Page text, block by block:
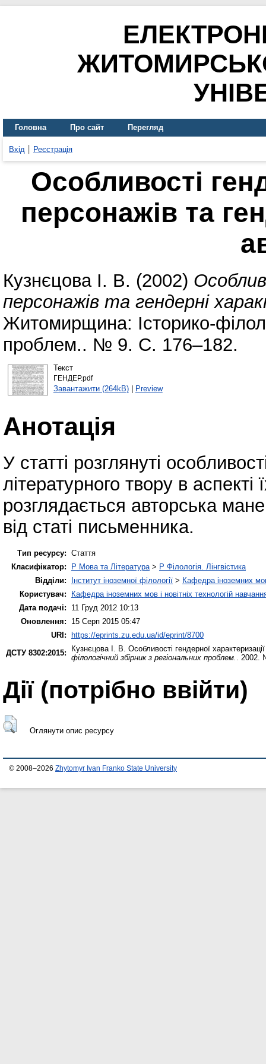
Головна Про сайт Перегляд
Вхід Реєстрація
Особливості
персонажів та
Кузнєцова І. В. (2002)
персонажів та гендерні
Житомирщина: Історико-
проблем.. № 9. С. 176–182.
Текст
ГЕНДЕР.pdf
Завантажити (264kB)| Preview
Анотація
У статті розглянуті
літературного твору в
розглядається авторська
від статі письменника.
Тип ресурсу: Стаття
Класифікатор:
P Мова та Література > P Філологія. Лінгвістика
Відділи:
Інститут іноземної філології > Кафедра іноземних
Користувач:
Кафедра іноземних мов і новітніх технологій
Дата подачі:
11 Груд 2012 10:13
Оновлення:
15 Серп 2015 05:47
URI: https://eprints.zu.edu.ua/id/eprint/8700
ДСТУ 8302:2015:
Кузнєцова І. В. Особливості гендерної
філологічний збірник з регіональних проблем.
.
Дії ​​(потрібно ввійти)
Оглянути опис ресурсу
© 2008–2026 Zhytomyr Ivan Franko State University